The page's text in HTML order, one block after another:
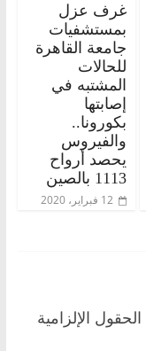
غرف عزل
بمستشفيات
جامعة القاهرة
للحالات
المشتبه في
إصابتها
بكورونا..
والفيروس
يحصد أرواح
1113 بالصين
12 فبراير، 2020
الحقول الإلزامية